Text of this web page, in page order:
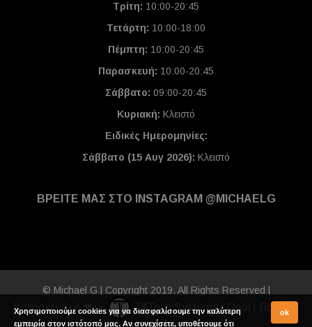
Τρίτη: 10:00-20:45
Τετάρτη: 10:00-18:00
Πέμπτη: 10:00-20:45
Παρασκευή: 10:00-20:45
Σάββατο: 09:00-20:45
Κυριακή: Κλειστό
Ειδικές Ημερομηνίες:
Σάββατο (15 Αυγ 2026): Κλειστό
ΒΡΕΙΤΕ ΜΑΣ ΣΤΟ INSTAGRAM @MICHAELG
© Michael G | Copyright 2019. All Rights Reserved |
Κατασκευή με ❤ με TillTech Systems|Όροι
Πολιτική
Χρησιμοποιούμε cookies για να διασφαλίσουμε την καλύτερη
εμπειρία στον ιστότοπό μας. Αν συνεχίσετε, υποθέτουμε ότι
ok